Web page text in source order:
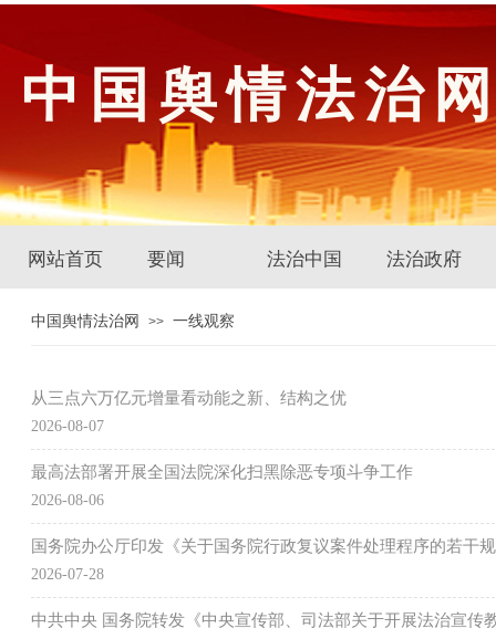
中国舆情法治
网站首页 要闻 法治中国 法治政府
中国舆情法治网 >> 一线观察
从三点六万亿元增量看动能之新、结构之优
2026-08-07
最高法部署开展全国法院深化扫黑除恶专项斗争工作
2026-08-06
国务院办公厅印发《关于国务院行政复议案件处理程序的若干
2026-07-28
中共中央 国务院转发《中央宣传部、司法部关于开展法治宣传